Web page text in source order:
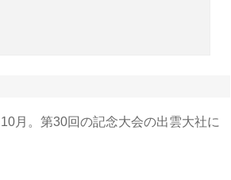
月。第30回の記念大会の出雲大社に